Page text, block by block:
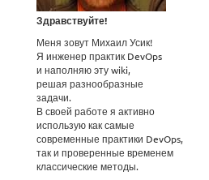
Здравствуйте!
Меня зовут Михаил Усик!
Я инженер практик DevOps
и наполняю эту wiki,
решая разнообразные
задачи.
В своей работе я активно
использую как самые
современные практики DevOps,
так и проверенные временем
классические методы.